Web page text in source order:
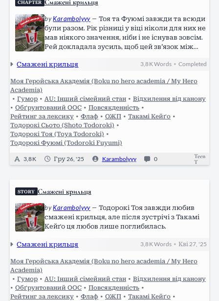
CHAPTER Смажені крильця
byKarambolyyy— Тоя та Фуюмі завжди та всюди
були разом. Рік різниці у віці ніколи для них не
мав ніякого значення, ніби і не існував зовсім.
Рей докладала зусиль, щоб цей звʼязок між
брата, яким вона могла б похизуватися перед
Смажені крильця 3,8 KWords •Completed
Моя Геройська Академія (Boku no hero academia / My Hero
Academia)
• Гумор • AU: Інший сімейний стан • Відхилення від канону
• Обґрунтований ООС • Повсякденність •
Рейтинг за лексику • Флаф • ОЖП • Такамі Кейґо •
Тодорокі Сьото (Shoto Todoroki) •
Тодорокі Тоя (Toya Todoroki) •
Тодорокі Фуюмі (Todoroki Fuyumi)
3,8 K Гру 26, '25 Karambolyyy 0
Teen
T
STORY Смажені крильця
byKarambolyyy— Тодорокі Тоя завжди любив
смажені крильця, але після зустрічі з Такамі
Кейґо ця любов лише поглибилась.
Смажені крильця 3,8 KWords •Кві 27, '25
Моя Геройська Академія (Boku no hero academia / My Hero
Academia)
• Гумор • AU: Інший сімейний стан • Відхилення від канону
• Обґрунтований ООС • Повсякденність •
Рейтинг за лексику • Флаф • ОЖП • Такамі Кейґо •